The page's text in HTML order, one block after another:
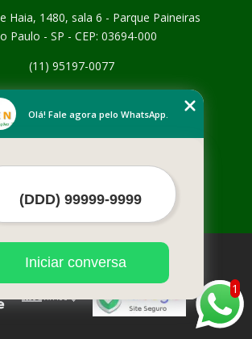
Haia, 1480, sala 6 - Parque Paineiras
Paulo - SP - CEP: 03694-000
(11) 95197-0077
Empresa
Contato
Mais Serviços
está sujeito à proteção de direitos autorais.
(Lei 9610 de 19/02/1998)
1
Olá! Fale agora pelo WhatsApp.
Iniciar conversa